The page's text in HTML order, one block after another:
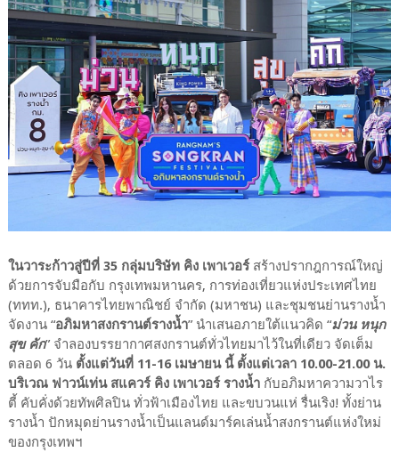
ในวาระก้าวสู่ปีที่ 35 กลุ่มบริษัท คิง เพาเวอร์ สร้างปรากฎการณ์ใหญ่
ด้วยการจับมือกับ กรุงเทพมหานคร, การท่องเที่ยวแห่งประเทศไทย
(ททท.), ธนาคารไทยพาณิชย์ จำกัด (มหาชน) และชุมชนย่านรางน้ำ
จัดงาน “อภิมหาสงกรานต์รางน้ำ” นำเสนอภายใต้แนวคิด “ม่วน หนุก
สุข คัก” จำลองบรรยากาศสงกรานต์ทั่วไทยมาไว้ในที่เดียว จัดเต็ม
ตลอด 6 วัน ตั้งแต่วันที่ 11-16 เมษายน นี้ ตั้งแต่เวลา 10.00-21.00 น.
บริเวณ ฟาวน์เท่น สแควร์ คิง เพาเวอร์ รางน้ำกับอภิมหาความวาไร
ตี้ คับคั่งด้วยทัพศิลปิน ทั่วฟ้าเมืองไทย และขบวนแห่ รื่นเริง! ทั้งย่าน
รางน้ำ ปักหมุดย่านรางน้ำเป็นแลนด์มาร์คเล่นน้ำสงกรานต์แห่งใหม่
ของกรุงเทพฯ